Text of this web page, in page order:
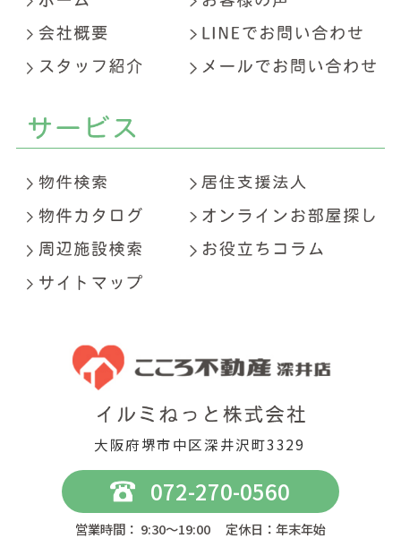
大阪府堺市中区深井沢町3329
072-270-0560
営業時間： 9:30～19:00 定休日：年末年始